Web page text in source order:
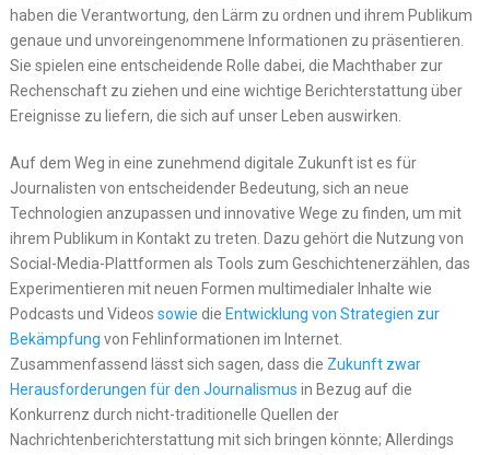
haben die Verantwortung, den Lärm zu ordnen und ihrem Publikum
genaue und unvoreingenommene Informationen zu präsentieren.
Sie spielen eine entscheidende Rolle dabei, die Machthaber zur
Rechenschaft zu ziehen und eine wichtige Berichterstattung über
Ereignisse zu liefern, die sich auf unser Leben auswirken.
Auf dem Weg in eine zunehmend digitale Zukunft ist es für
Journalisten von entscheidender Bedeutung, sich an neue
Technologien anzupassen und innovative Wege zu finden, um mit
ihrem Publikum in Kontakt zu treten. Dazu gehört die Nutzung von
Social-Media-Plattformen als Tools zum Geschichtenerzählen, das
Experimentieren mit neuen Formen multimedialer Inhalte wie
Podcasts und Videos sowie die Entwicklung von Strategien zur
Bekämpfung von Fehlinformationen im Internet.
Zusammenfassend lässt sich sagen, dass die Zukunft zwar
Herausforderungen für den Journalismus in Bezug auf die
Konkurrenz durch nicht-traditionelle Quellen der
Nachrichtenberichterstattung mit sich bringen könnte; Allerdings